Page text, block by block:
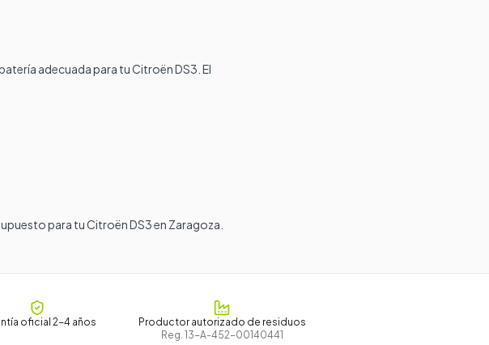
adecuada para tu Citroën DS3. El
para tu Citroën DS3 en Zaragoza.
oficial 2-4 años
Productor autorizado de residuos
Reg. 13-A-452-00140441